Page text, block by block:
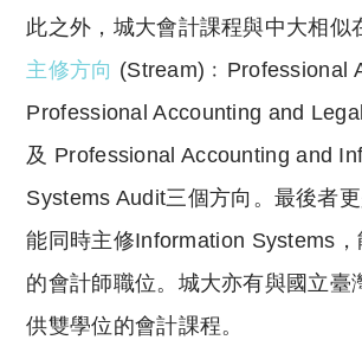
此之外，城大會計課程與中大相似
主修方向 (Stream)﹕Professional
Professional Accounting and
及 Professional Accounting and
Systems Audit三個方向。最後者
能同時主修Information Systems
的會計師職位。城大亦有與國立臺
供雙學位的會計課程。